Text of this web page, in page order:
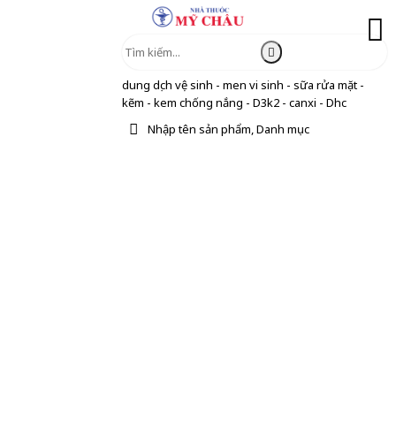
dung dịch vệ sinh - men vi sinh - sữa rửa mặt -
kẽm - kem chống nắng - D3k2 - canxi - Dhc
Nhập tên sản phẩm, Danh mục